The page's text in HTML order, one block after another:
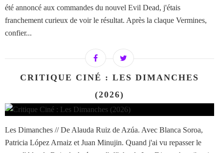
été annoncé aux commandes du nouvel Evil Dead, j'étais
franchement curieux de voir le résultat. Après la claque Vermines,
confier...
CRITIQUE CINÉ : LES DIMANCHES
(2026)
Les Dimanches // De Alauda Ruiz de Azúa. Avec Blanca Soroa,
Patricia López Arnaiz et Juan Minujin. Quand j'ai vu repasser le